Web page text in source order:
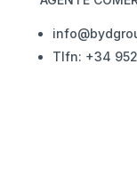
Tlfn: +34